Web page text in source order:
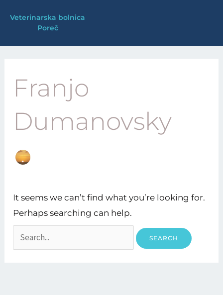
Veterinarska bolnica
Poreč
Franjo
Dumanovsky
It seems we can’t find what you’re looking for.
Perhaps searching can help.